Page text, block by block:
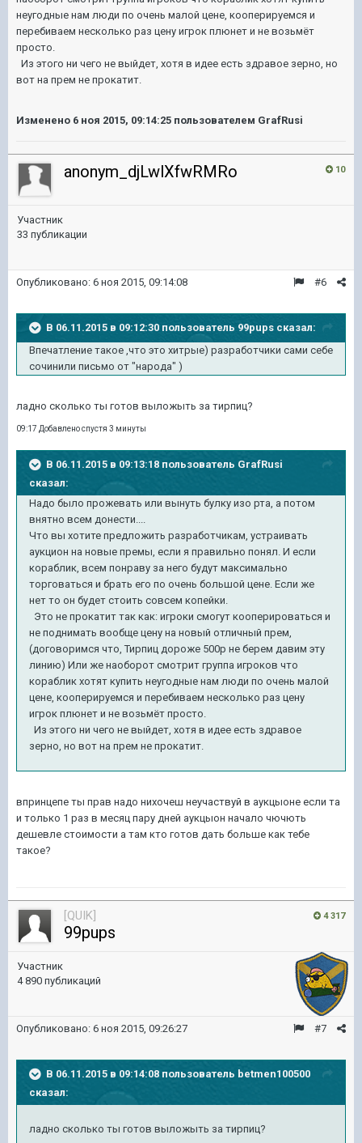
неугодные нам люди по очень малой цене, кооперируемся и
перебиваем несколько раз цену игрок плюнет и не возьмёт
просто.
Из этого ни чего не выйдет, хотя в идее есть здравое зерно, но
вот на прем не прокатит.
Изменено 6 ноя 2015, 09:14:25 пользователем GrafRusi
10
anonym_djLwlXfwRMRo
Участник
33 публикации
#6
Опубликовано: 6 ноя 2015, 09:14:08
В 06.11.2015 в 09:12:30 пользователь 99pups сказал:
Впечатление такое ,что это хитрые) разработчики сами себе
сочинили письмо от "народа" )
ладно сколько ты готов выложыть за тирпиц?
09:17 Добавлено спустя 3 минуты
В 06.11.2015 в 09:13:18 пользователь GrafRusi
сказал:
Надо было прожевать или вынуть булку изо рта, а потом
внятно всем донести....
Что вы хотите предложить разработчикам, устраивать
аукцион на новые премы, если я правильно понял. И если
кораблик, всем понраву за него будут максимально
торговаться и брать его по очень большой цене. Если же
нет то он будет стоить совсем копейки.
Это не прокатит так как: игроки смогут кооперироваться и
не поднимать вообще цену на новый отличный прем,
(договоримся что, Тирпиц дороже 500р не берем давим эту
линию) Или же наоборот смотрит группа игроков что
кораблик хотят купить неугодные нам люди по очень малой
цене, кооперируемся и перебиваем несколько раз цену
игрок плюнет и не возьмёт просто.
Из этого ни чего не выйдет, хотя в идее есть здравое
зерно, но вот на прем не прокатит.
впринцепе ты прав надо нихочеш неучаствуй в аукцыоне если та
и только 1 раз в месяц пару дней аукцыон начало чючють
дешевле стоимости а там кто готов дать больше как тебе
такое?
4 317
[QUIK]
99pups
Участник
4 890 публикаций
#7
Опубликовано: 6 ноя 2015, 09:26:27
В 06.11.2015 в 09:14:08 пользователь betmen100500
сказал:
ладно сколько ты готов выложыть за тирпиц?